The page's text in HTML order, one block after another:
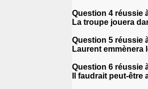
Question 4 réussie
La troupe jouera
Question 5 réussie
Laurent emmènera
Question 6 réussie
Il faudrait peut-